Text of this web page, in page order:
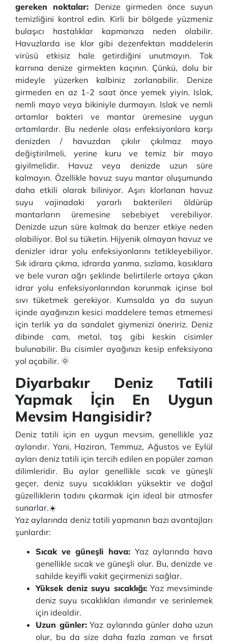
gereken noktalar: Denize girmeden önce suyun
temizliğini kontrol edin. Kirli bir bölgede yüzmeniz
bulaşıcı hastalıklar kapmanıza neden olabilir.
Havuzlarda ise klor gibi dezenfektan maddelerin
virüsü etkisiz hale getirdiğini unutmayın. Tok
karnına denize girmekten kaçının. Çünkü, dolu bir
mideyle yüzerken kalbiniz zorlanabilir. Denize
girmeden en az 1-2 saat önce yemek yiyin. Islak,
nemli mayo veya bikiniyle durmayın. Islak ve nemli
ortamlar bakteri ve mantar üremesine uygun
ortamlardır. Bu nedenle olası enfeksiyonlara karşı
denizden / havuzdan çıkılır çıkılmaz mayo
değiştirilmeli, yerine kuru ve temiz bir mayo
giyilmelidir. Havuz veya denizde uzun süre
kalmayın. Özellikle havuz suyu mantar oluşumunda
daha etkili olarak biliniyor. Aşırı klorlanan havuz
suyu vajinadaki yararlı bakterileri öldürüp
mantarların üremesine sebebiyet verebiliyor.
Denizde uzun süre kalmak da benzer etkiye neden
olabiliyor. Bol su tüketin. Hijyenik olmayan havuz ve
denizler idrar yolu enfeksiyonlarını tetikleyebiliyor.
Sık idrara çıkma, idrarda yanma, sızlama, kasıklara
ve bele vuran ağrı şeklinde belirtilerle ortaya çıkan
idrar yolu enfeksiyonlarından korunmak içinse bol
sıvı tüketmek gerekiyor. Kumsalda ya da suyun
içinde ayağınızın kesici maddelere temas etmemesi
için terlik ya da sandalet giymenizi öneririz. Deniz
dibinde cam, metal, taş gibi keskin cisimler
bulunabilir. Bu cisimler ayağınızı kesip enfeksiyona
yol açabilir. 🌞
Diyarbakır Deniz Tatili
Yapmak İçin En Uygun
Mevsim Hangisidir?
Deniz tatili için en uygun mevsim, genellikle yaz
aylarıdır. Yani, Haziran, Temmuz, Ağustos ve Eylül
ayları deniz tatili için tercih edilen en popüler zaman
dilimleridir. Bu aylar genellikle sıcak ve güneşli
geçer, deniz suyu sıcaklıkları yüksektir ve doğal
güzelliklerin tadını çıkarmak için ideal bir atmosfer
sunarlar.☀️
Yaz aylarında deniz tatili yapmanın bazı avantajları
şunlardır:
Sıcak ve güneşli hava: Yaz aylarında hava
genellikle sıcak ve güneşli olur. Bu, denizde ve
sahilde keyifli vakit geçirmenizi sağlar.
Yüksek deniz suyu sıcaklığı:Yaz mevsiminde
deniz suyu sıcaklıkları ılımandır ve serinlemek
için idealdir.
Uzun günler:Yaz aylarında günler daha uzun
olur, bu da size daha fazla zaman ve fırsat